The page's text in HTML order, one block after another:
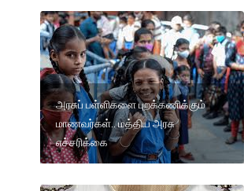
அரசுப் பள்ளிகளை புறக்கணிக்கும்
மாணவர்கள்.. மத்திய அரசு
எச்சரிக்கை